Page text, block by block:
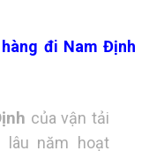
đi Nam Định
của vận tải
lâu năm hoạt